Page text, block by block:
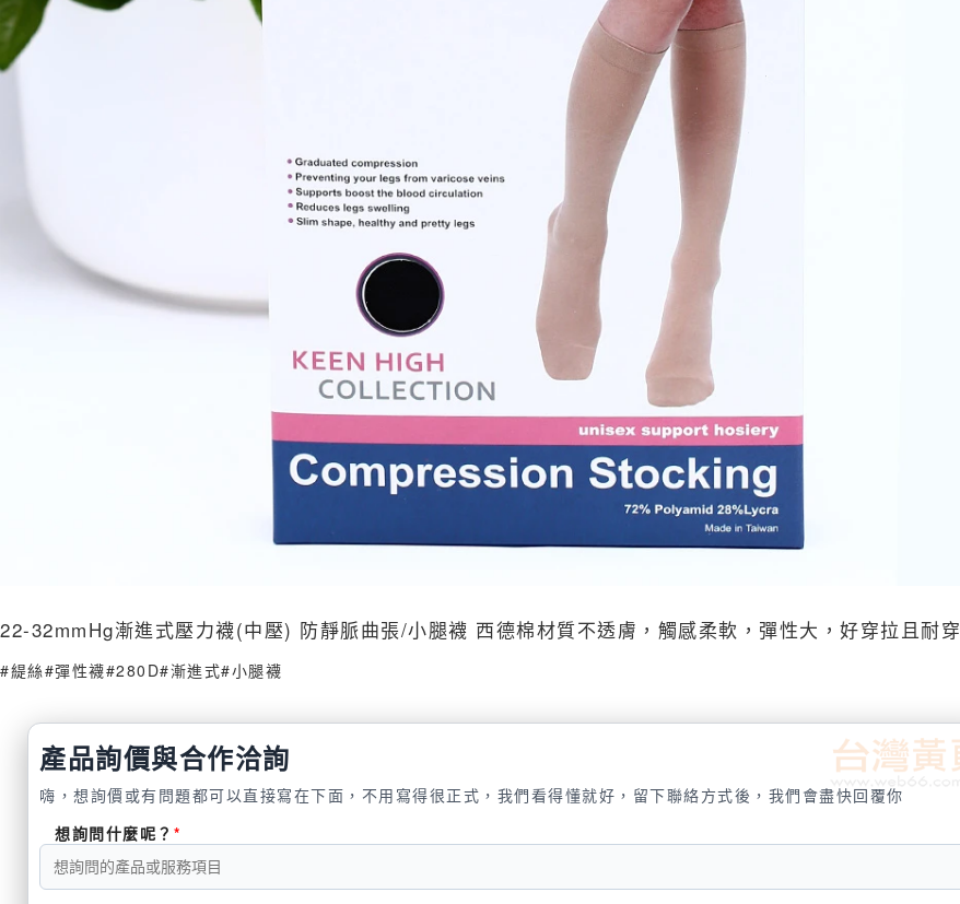
22-32mmHg漸進式壓力襪(中壓) 防靜脈曲張/小腿襪 西德棉材質不透膚，觸感柔軟，彈性大，好穿拉且耐穿
#緹絲#彈性襪#280D#漸進式#小腿襪
產品詢價與合作洽詢
嗨，想詢價或有問題都可以直接寫在下面，不用寫得很正式，我們看得懂就好，留下聯絡方式後，我們會盡快回覆你
想詢問什麼呢？